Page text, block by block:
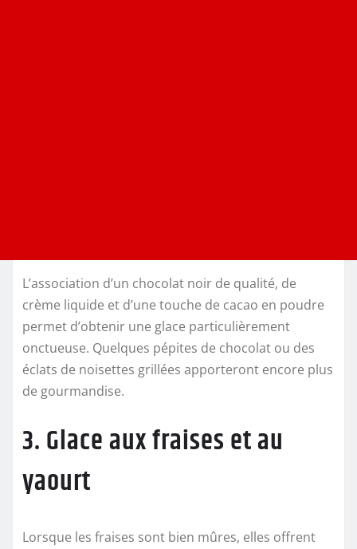
L’association d’un chocolat noir de qualité, de
crème liquide et d’une touche de cacao en poudre
permet d’obtenir une glace particulièrement
onctueuse. Quelques pépites de chocolat ou des
éclats de noisettes grillées apporteront encore plus
de gourmandise.
3. Glace aux fraises et au
yaourt
Lorsque les fraises sont bien mûres, elles offrent